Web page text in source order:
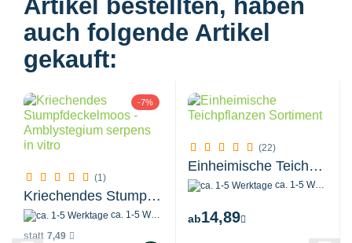
Artikel bestellten, haben
auch folgende Artikel
gekauft:
-7%
(1)
Kriechendes Stumpfdeckelmoos - Amblystegium...
ca. 1-5 Werktage
statt 7,49
(22)
Einheimische Teichpflanzen Sortiment
ca. 1-5 Werktage
ab14,89